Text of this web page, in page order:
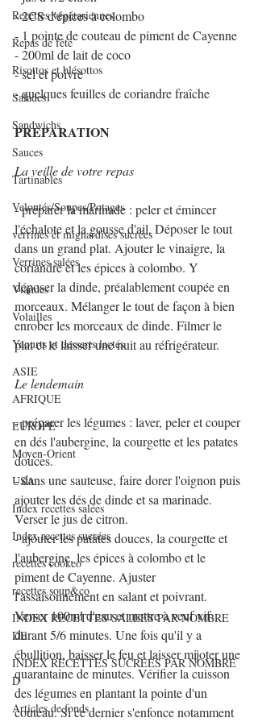
Recettes végétariennes
Repas de fête
Risottos et blésottos
Salades
Sandwichs
Sauces
Tartinables
Veloutés/Soupes/Potages
verrines et mignardises sucrées
Verrines salées
Viandes
Volailles
Yaourts et desserts lactés
ASIE
AFRIQUE
EUROPE
Moyen-Orient
USA
Index recettes salées
Index recettes sucrées
recettes cookeo
recettes soup&co
INDEX RECETTES SALEES PAR NOMBRE
DE
INDEX RECETTES SUCREES PAR NOMBRE
D
Articles de fonds
- 2CS d'épices à colombo
- 1 pointe de couteau de piment de Cayenne
- 200ml de lait de coco
- sel et poivre
- quelques feuilles de coriandre fraîche
PREPARATION
La veille de votre repas
- préparer la marinade : peler et émincer
l'échalote et la gousse d'ail. Déposer le tout
dans un grand plat. Ajouter le vinaigre, la
coriandre et les épices à colombo. Y
déposer la dinde, préalablement coupée en
morceaux. Mélanger le tout de façon à bien
enrober les morceaux de dinde. Filmer le
plat et le laisser une nuit au réfrigérateur.
Le lendemain
- préparer les légumes : laver, peler et couper
en dés l'aubergine, la courgette et les patates
douces.
- dans une sauteuse, faire dorer l'oignon puis
ajouter les dés de dinde et sa marinade.
Verser le jus de citron.
- ajouter les patates douces, la courgette et
l'aubergine, les épices à colombo et le
piment de Cayenne. Ajuster
l'assaisonnement en salant et poivrant.
Verser 100ml d'eau et mettre à veuf vif
durant 5/6 minutes. Une fois qu'il y a
ébullition, baisser le feu et laisser mijoter une
quarantaine de minutes. Vérifier la cuisson
des légumes en plantant la pointe d'un
couteau. Si ce dernier s'enfonce notamment